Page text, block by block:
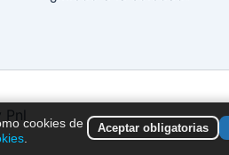
cookies de
Aceptar obligatorias